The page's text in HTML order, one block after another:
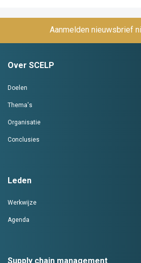
Aanmelden nieuwsbrief
Over SCELP
Doelen
Thema's
Organisatie
Conclusies
Leden
Werkwijze
Agenda
Supply chain management